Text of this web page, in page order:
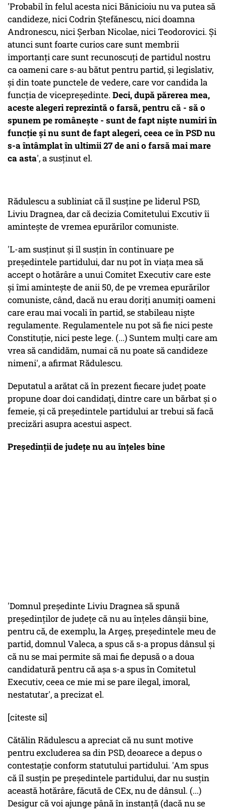
'Probabil în felul acesta nici Bănicioiu nu va putea să
candideze, nici Codrin Ştefănescu, nici doamna
Andronescu, nici Şerban Nicolae, nici Teodorovici. Şi
atunci sunt foarte curios care sunt membrii
importanţi care sunt recunoscuţi de partidul nostru
ca oameni care s-au bătut pentru partid, şi legislativ,
şi din toate punctele de vedere, care vor candida la
funcţia de vicepreşedinte. Deci, după părerea mea,
aceste alegeri reprezintă o farsă, pentru că - să o
spunem pe româneşte - sunt de fapt nişte numiri în
funcţie şi nu sunt de fapt alegeri, ceea ce în PSD nu
s-a întâmplat în ultimii 27 de ani o farsă mai mare
ca asta', a susţinut el.
Rădulescu a subliniat că îl susţine pe liderul PSD,
Liviu Dragnea, dar că decizia Comitetului Excutiv îi
aminteşte de vremea epurărilor comuniste.
'L-am susţinut şi îl susţin în continuare pe
preşedintele partidului, dar nu pot în viaţa mea să
accept o hotărâre a unui Comitet Executiv care este
şi îmi aminteşte de anii 50, de pe vremea epurărilor
comuniste, când, dacă nu erau doriţi anumiţi oameni
care erau mai vocali în partid, se stabileau nişte
regulamente. Regulamentele nu pot să fie nici peste
Constituţie, nici peste lege. (...) Suntem mulţi care am
vrea să candidăm, numai că nu poate să candideze
nimeni', a afirmat Rădulescu.
Deputatul a arătat că în prezent fiecare judeţ poate
propune doar doi candidaţi, dintre care un bărbat şi o
femeie, şi că preşedintele partidului ar trebui să facă
precizări asupra acestui aspect.
Preşedinţii de judeţe nu au înţeles bine
'Domnul preşedinte Liviu Dragnea să spună
preşedinţilor de judeţe că nu au înţeles dânşii bine,
pentru că, de exemplu, la Argeş, preşedintele meu de
partid, domnul Valeca, a spus că s-a propus dânsul şi
că nu se mai permite să mai fie depusă o a doua
candidatură pentru că aşa s-a spus în Comitetul
Executiv, ceea ce mie mi se pare ilegal, imoral,
nestatutar', a precizat el.
[citeste si]
Cătălin Rădulescu a apreciat că nu sunt motive
pentru excluderea sa din PSD, deoarece a depus o
contestaţie conform statutului partidului. 'Am spus
că îl susţin pe preşedintele partidului, dar nu susţin
această hotărâre, făcută de CEx, nu de dânsul. (...)
Desigur că voi ajunge până în instanţă (dacă nu se